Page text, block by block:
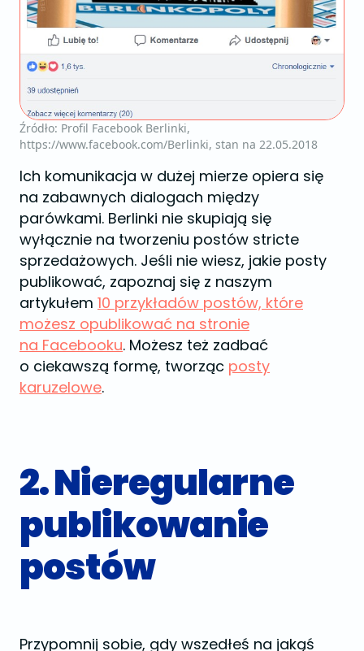
Źródło: Profil Facebook Berlinki,
https://www.facebook.com/Berlinki, stan na 22.05.2018
Ich komunikacja w dużej mierze opiera się
na zabawnych dialogach między
parówkami. Berlinki nie skupiają się
wyłącznie na tworzeniu postów stricte
sprzedażowych. Jeśli nie wiesz, jakie posty
publikować, zapoznaj się z naszym
artykułem 10 przykładów postów, które
możesz opublikować na stronie
na Facebooku. Możesz też zadbać
o ciekawszą formę, tworząc posty
karuzelowe.
2. Nieregularne
publikowanie
postów
Przypomnij sobie, gdy wszedłeś na jakąś